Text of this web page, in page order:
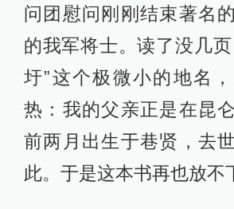
问团慰问刚刚结束著名
的我军将士。读了没几
圩”这个极微小的地名
热：我的父亲正是在昆
前两月出生于巷贤，去
此。于是这本书再也放不